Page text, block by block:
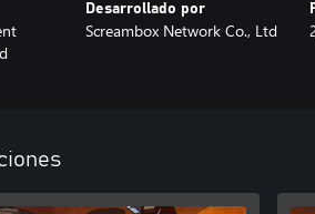
aleatoria tipo roguelike. Crea tu propio
de tu personaje.
de cada personaje y los secretos que
online.
Desarrollado por
Screambox Network Co., Ltd